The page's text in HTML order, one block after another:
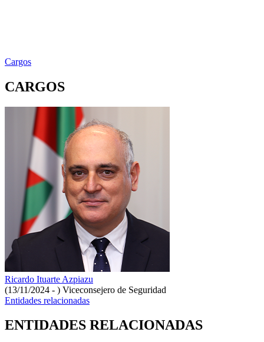
Cargos
CARGOS
Ricardo Ituarte Azpiazu
(13/11/2024 - ) Viceconsejero de Seguridad
Entidades relacionadas
ENTIDADES RELACIONADAS